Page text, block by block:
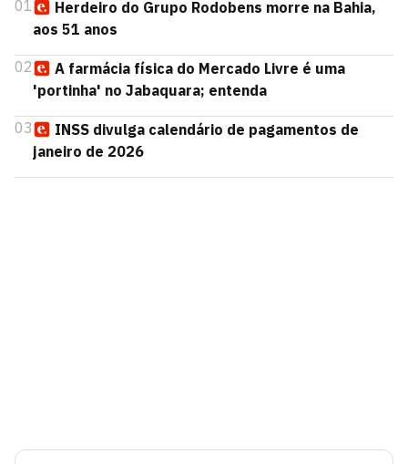
01
Herdeiro do Grupo Rodobens morre na Bahia,
aos 51 anos
02
A farmácia física do Mercado Livre é uma
'portinha' no Jabaquara; entenda
03
INSS divulga calendário de pagamentos de
janeiro de 2026